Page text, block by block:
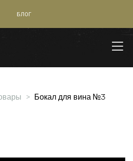
БЛОГ
> Бокал для вина №3